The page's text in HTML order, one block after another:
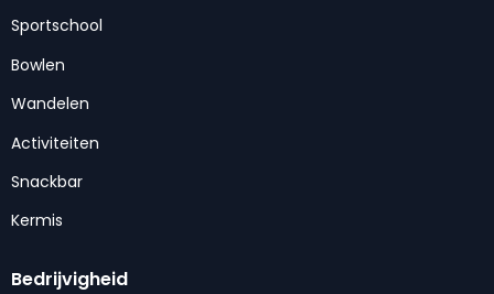
Sportschool
Bowlen
Wandelen
Activiteiten
Snackbar
Kermis
Bedrijvigheid